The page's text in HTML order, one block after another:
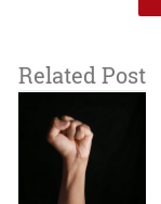
Related Post